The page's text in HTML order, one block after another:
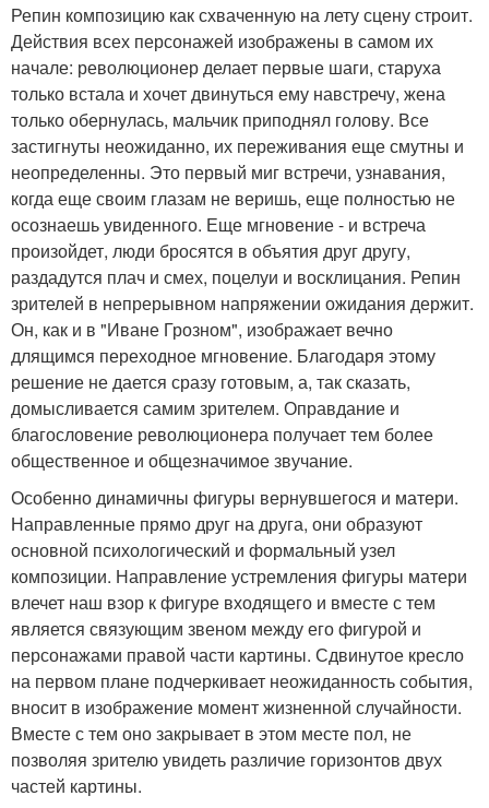
Репин композицию как схваченную на лету сцену строит.
Действия всех персонажей изображены в самом их
начале: революционер делает первые шаги, старуха
только встала и хочет двинуться ему навстречу, жена
только обернулась, мальчик приподнял голову. Все
застигнуты неожиданно, их переживания еще смутны и
неопределенны. Это первый миг встречи, узнавания,
когда еще своим глазам не веришь, еще полностью не
осознаешь увиденного. Еще мгновение - и встреча
произойдет, люди бросятся в объятия друг другу,
раздадутся плач и смех, поцелуи и восклицания. Репин
зрителей в непрерывном напряжении ожидания держит.
Он, как и в "Иване Грозном", изображает вечно
длящимся переходное мгновение. Благодаря этому
решение не дается сразу готовым, а, так сказать,
домысливается самим зрителем. Оправдание и
благословение революционера получает тем более
общественное и общезначимое звучание.
Особенно динамичны фигуры вернувшегося и матери.
Направленные прямо друг на друга, они образуют
основной психологический и формальный узел
композиции. Направление устремления фигуры матери
влечет наш взор к фигуре входящего и вместе с тем
является связующим звеном между его фигурой и
персонажами правой части картины. Сдвинутое кресло
на первом плане подчеркивает неожиданность события,
вносит в изображение момент жизненной случайности.
Вместе с тем оно закрывает в этом месте пол, не
позволяя зрителю увидеть различие горизонтов двух
частей картины.